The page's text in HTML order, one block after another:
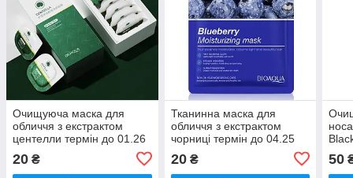
Очищуюча маска для
обличчя з екстрактом
центелли термін до 01.26
20 ₴
Тканинна маска для
обличчя з екстрактом
чорниці термін до 04.25
20₴ 50